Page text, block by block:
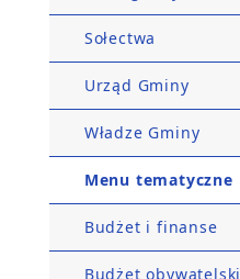
Sołectwa
Urząd Gminy
Władze Gminy
Menu tematyczne
Budżet i finanse
Budżet obywatelski